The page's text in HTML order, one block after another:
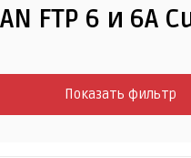
FTP 6 и 6A
Показать фильтр